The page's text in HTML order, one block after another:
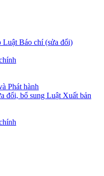
Luật Báo chí (sửa đổi)
Phát hành
đổi, bổ sung Luật Xuất bản